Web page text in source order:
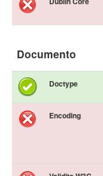
Documento
Doctype
Encoding